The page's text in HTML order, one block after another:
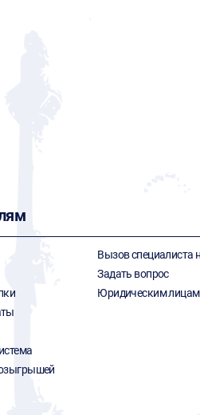
Вызов специалиста
Задать вопрос
Юридическим лицам